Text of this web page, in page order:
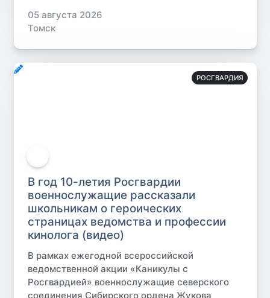
05 августа 2026
Томск
РОСГВАРДИЯ
В год 10-летия Росгвардии
военнослужащие рассказали
школьникам о героических
страницах ведомства и профессии
кинолога (видео)
В рамках ежегодной всероссийской
ведомственной акции «Каникулы с
Росгвардией» военнослужащие северского
соединения Сибирского ордена Жукова